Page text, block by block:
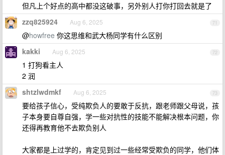
但凡上个好点的高中都没这破事，另外别人打你打回去就是了
71
zzq825924 Aug 6, 2025
@howfree 你这思维和武大杨同学有什么区别
72
kakki Aug 6, 2025
1 打狗看主人
2 润
73
shtzlwdmkf Aug 6, 2025
要给孩子信心，受纯欺负人的要敢于反抗，跟老师跟父母说，孩
子本身要自尊自强，学一些对抗性的技能不能解决根本问题，你
还得再教育他不去欺负别人
大家都是上过学的，肯定见到过一些经常受欺负的同学，他们体